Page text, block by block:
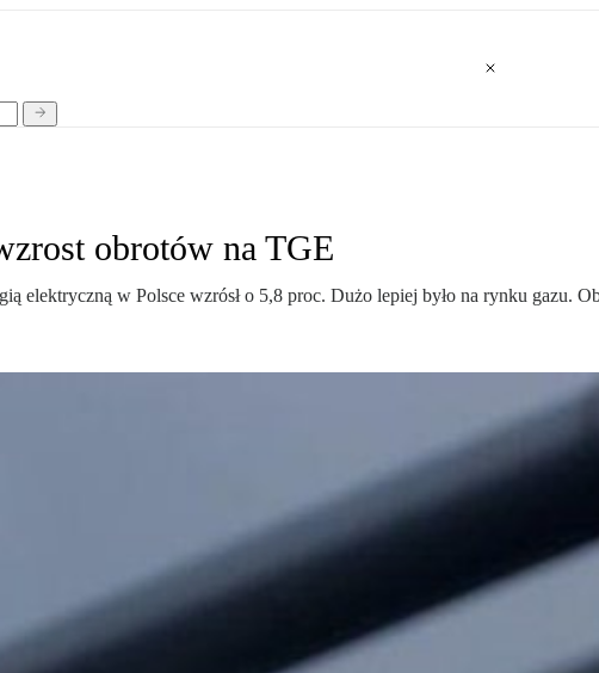
obrotów na TGE
elektryczną w Polsce wzrósł o 5,8 proc. Dużo lepiej było na rynku gazu.